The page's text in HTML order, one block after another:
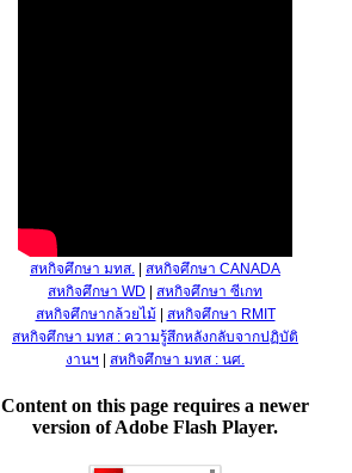
สหกิจศึกษา มทส.
สหกิจศึกษา CANADA
สหกิจศึกษา WD
สหกิจศึกษา ซีเกท
สหกิจศึกษากล้วยไม้
สหกิจศึกษา RMIT
สหกิจศึกษา มทส : ความรู้สึกหลังกลับจากปฏิบัติ
งานฯ
สหกิจศึกษา มทส : นศ.
Content on this page requires a newer
version of Adobe Flash Player.